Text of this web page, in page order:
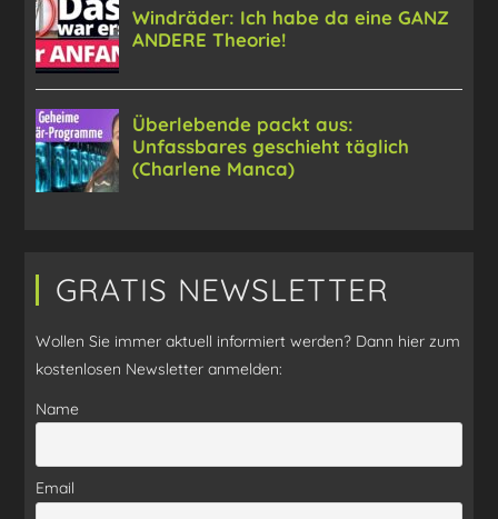
GRATIS NEWSLETTER
Wollen Sie immer aktuell informiert werden? Dann hier zum
kostenlosen Newsletter anmelden:
Name
Email